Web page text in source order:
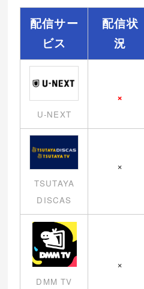
配信サー
ビス
配信状
況
U-NEXT
×
TSUTAYA
DISCAS
×
DMM TV
×